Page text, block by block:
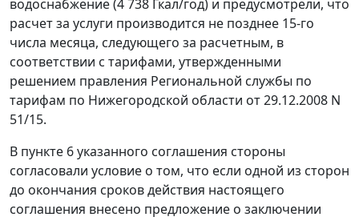
водоснабжение (4 738 Гкал/год) и предусмотрели, что
расчет за услуги производится не позднее 15-го
числа месяца, следующего за расчетным, в
соответствии с тарифами, утвержденными
решением правления Региональной службы по
тарифам по Нижегородской области от 29.12.2008 N
51/15.
В пункте 6 указанного соглашения стороны
согласовали условие о том, что если одной из сторон
до окончания сроков действия настоящего
соглашения внесено предложение о заключении